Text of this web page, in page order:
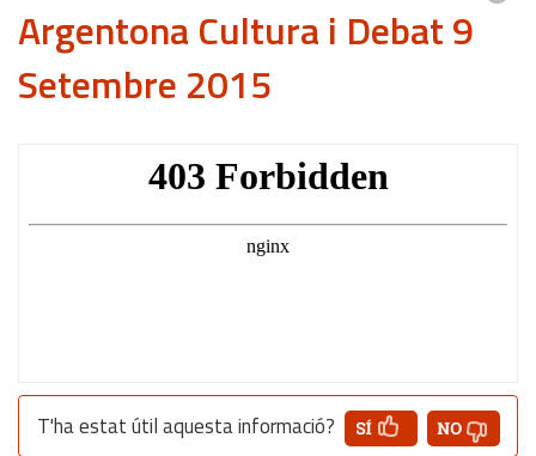
Argentona Cultura i Debat 9
Setembre 2015
T'ha estat útil aquesta informació?